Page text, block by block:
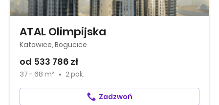
ATAL Olimpijska
Katowice, Bogucice
od 533 786 zł
37 - 68 m² 2 pok.
Zadzwoń